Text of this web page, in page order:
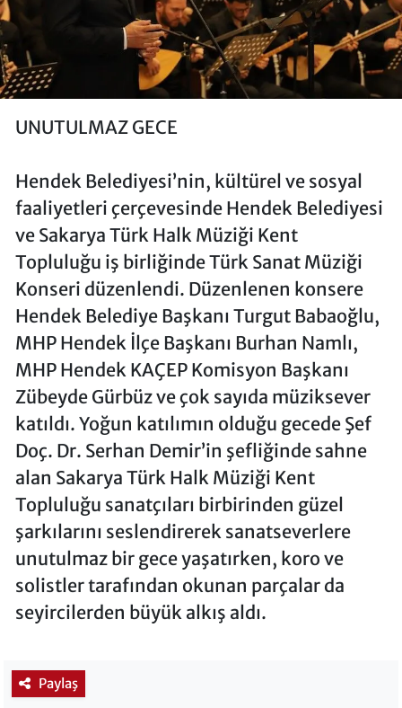
UNUTULMAZ GECE
Hendek Belediyesi’nin, kültürel ve sosyal
faaliyetleri çerçevesinde Hendek Belediyesi
ve Sakarya Türk Halk Müziği Kent
Topluluğu iş birliğinde Türk Sanat Müziği
Konseri düzenlendi. Düzenlenen konsere
Hendek Belediye Başkanı Turgut Babaoğlu,
MHP Hendek İlçe Başkanı Burhan Namlı,
MHP Hendek KAÇEP Komisyon Başkanı
Zübeyde Gürbüz ve çok sayıda müziksever
katıldı. Yoğun katılımın olduğu gecede Şef
Doç. Dr. Serhan Demir’in şefliğinde sahne
alan Sakarya Türk Halk Müziği Kent
Topluluğu sanatçıları birbirinden güzel
şarkılarını seslendirerek sanatseverlere
unutulmaz bir gece yaşatırken, koro ve
solistler tarafından okunan parçalar da
seyircilerden büyük alkış aldı.
Paylaş